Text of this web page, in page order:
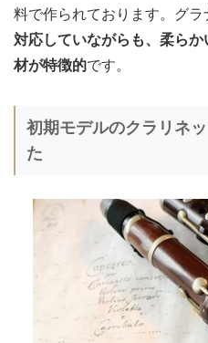
料で作られております。グラ
対応していながらも、柔ら
材が特徴的です。
初期モデルのクラリネ
た